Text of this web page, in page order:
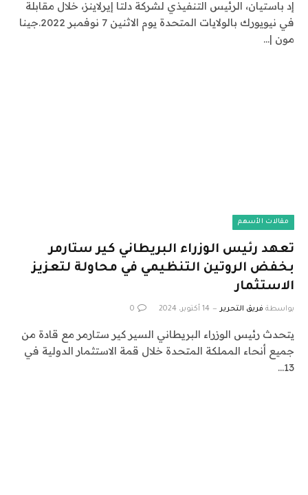
إد باستيان، الرئيس التنفيذي لشركة دلتا إيرلاينز، خلال مقابلة
في نيويورك بالولايات المتحدة يوم الاثنين 7 نوفمبر 2022.جينا
مون |…
مقالات الأسهم
تعهد رئيس الوزراء البريطاني كير ستارمر
بخفض الروتين التنظيمي في محاولة لتعزيز
الاستثمار
بواسطة فريق التحرير 14 أكتوبر، 2024 0
يتحدث رئيس الوزراء البريطاني السير كير ستارمر مع قادة من
جميع أنحاء المملكة المتحدة خلال قمة الاستثمار الدولية في
13…